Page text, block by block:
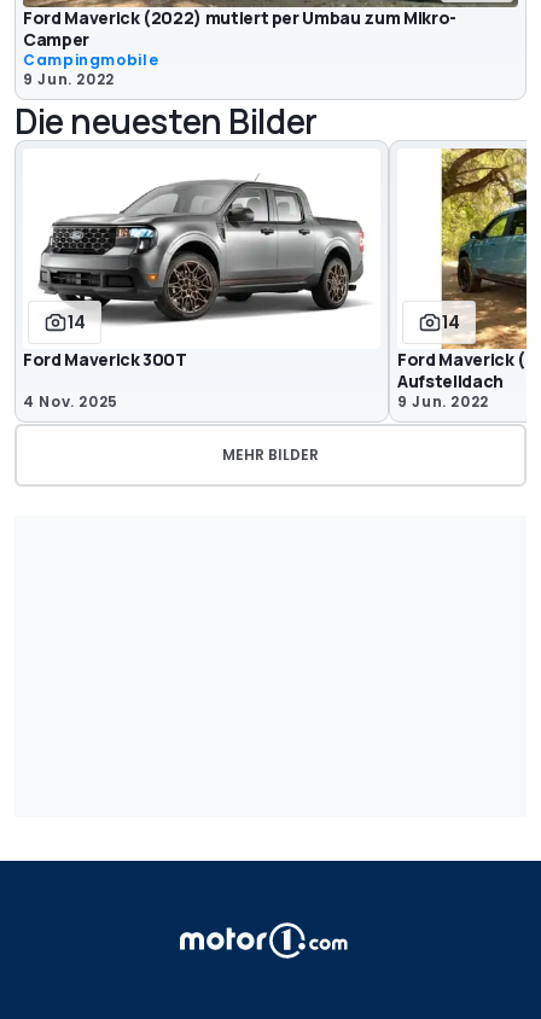
Ford Maverick (2022) mutiert per Umbau zum Mikro-
Camper
Campingmobile
9 Jun. 2022
Die neuesten Bilder
14
Ford Maverick 300T
4 Nov. 2025
14
Ford Maverick
Aufstelldach
9 Jun. 2022
MEHR BILDER